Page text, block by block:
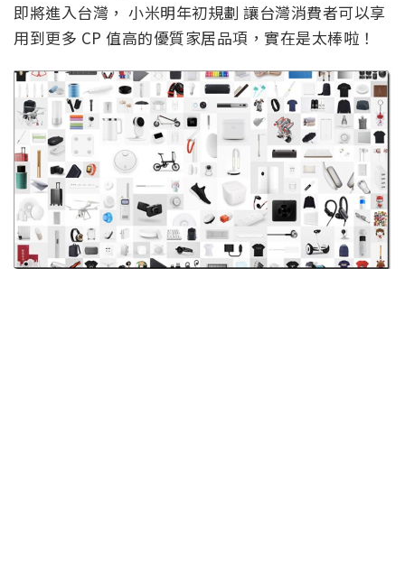
即將進入台灣， 小米明年初規劃 讓台灣消費者可以享
用到更多 CP 值高的優質家居品項，實在是太棒啦！